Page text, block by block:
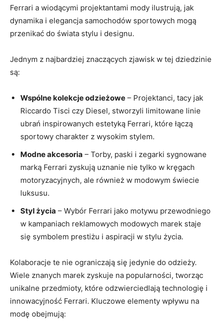
‌Ferrari ​a wiodącymi ‍projektantami mody​ ilustrują, jak
dynamika i elegancja samochodów sportowych mogą
przenikać do świata ‌stylu i designu.
Jednym ⁣z najbardziej znaczących zjawisk​ w tej dziedzinie
są:
Wspólne‌ kolekcje odzieżowe – Projektanci, tacy jak‍
Riccardo Tisci czy Diesel, stworzyli⁢ limitowane ⁣linie
ubrań inspirowanych estetyką Ferrari, które łączą‍
sportowy charakter z wysokim stylem.
Modne akcesoria ‌– Torby, paski i zegarki sygnowane‌
marką⁣ Ferrari ⁤zyskują uznanie nie tylko w⁣ kręgach
motoryzacyjnych, ale również w ‍modowym świecie⁣
luksusu.
Styl życia – Wybór Ferrari jako motywu przewodniego
w kampaniach reklamowych modowych marek‍ staje
się symbolem⁤ prestiżu i aspiracji w stylu życia.
Kolaboracje te nie ograniczają się jedynie​ do odzieży.
Wiele znanych marek zyskuje na popularności, tworząc
unikalne przedmioty, które odzwierciedlają⁤ technologię i
innowacyjność ​Ferrari. Kluczowe elementy wpływu⁤ na
modę‌ obejmują: